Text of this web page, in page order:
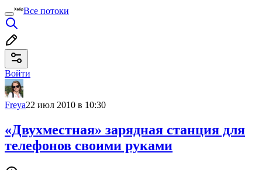
Все потоки
Войти
Freya22 июл 2010 в 10:30
«Двухместная» зарядная станция для
телефонов своими руками